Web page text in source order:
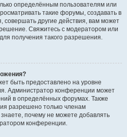
определённым пользователям или
такие форумы, создавать в
совершать другие действия, вам может
Свяжитесь с модератором или
получения такого разрешения.
быть предоставлено на уровне
Администратор конференции может
в определённых форумах. Также
разрешено только членам
почему не можете добавлять
конференции.